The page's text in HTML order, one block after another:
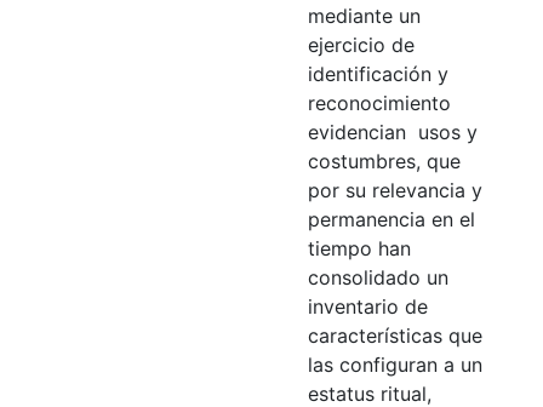
mediante un
ejercicio de
identificación y
reconocimiento
evidencian usos y
costumbres, que
por su relevancia y
permanencia en el
tiempo han
consolidado un
inventario de
características que
las configuran a un
estatus ritual,